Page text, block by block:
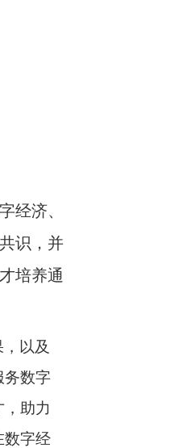
经济、
识，并
培养通
以及
务数字
助力
数字经